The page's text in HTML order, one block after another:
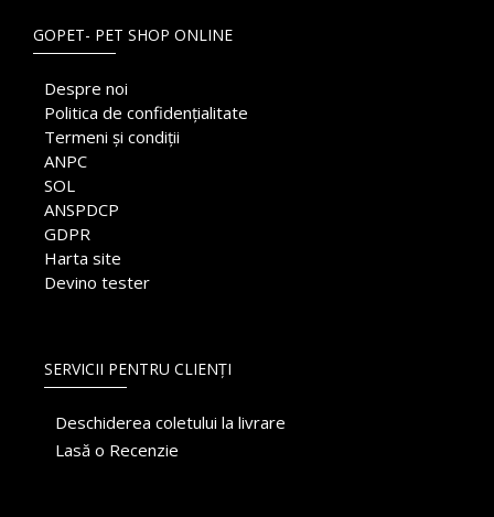
GOPET- PET SHOP ONLINE
Despre noi
Politica de confidențialitate
Termeni și condiții
ANPC
SOL
ANSPDCP
GDPR
Harta site
Devino tester
SERVICII PENTRU CLIENȚI
Deschiderea coletului la livrare
Lasă o Recenzie